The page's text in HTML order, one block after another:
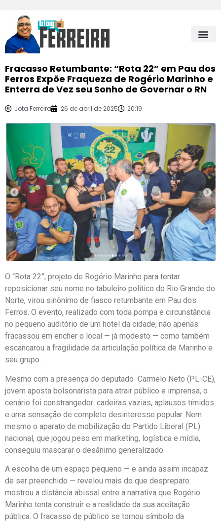
Fracasso Retumbante: “Rota 22” em Pau dos
Ferros Expõe Fraqueza de Rogério Marinho e
Enterra de Vez seu Sonho de Governar o RN
Jota Ferreira 26 de abril de 2025 20:19
O “Rota 22”, projeto de Rogério Marinho para tentar
reposicionar seu nome no tabuleiro político do Rio Grande do
Norte, virou sinônimo de fiasco retumbante em Pau dos
Ferros. O evento, realizado com toda pompa e circunstância
no pequeno auditório de um hotel da cidade, não apenas
fracassou em encher o local — já modesto — como também
escancarou a fragilidade da articulação política de Marinho e
seu grupo.
Mesmo com a presença do deputado Carmelo Neto (PL-CE),
jovem aposta bolsonarista para atrair público e imprensa, o
cenário foi constrangedor: cadeiras vazias, aplausos tímidos
e uma sensação de completo desinteresse popular. Nem
mesmo o aparato de mobilização do Partido Liberal (PL)
nacional, que jogou peso em marketing, logística e mídia,
conseguiu mascarar o desânimo generalizado.
A escolha de um espaço pequeno — e ainda assim incapaz
de ser preenchido — revelou mais do que despreparo:
mostrou a distância abissal entre a narrativa que Rogério
Marinho tenta construir e a realidade da sua aceitação
pública. O fracasso de público se tornou símbolo da